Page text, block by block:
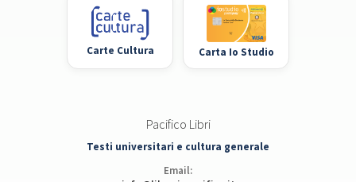
Carte Cultura Carta Io Studio
Pacifico Libri
Testi universitari e cultura generale
Email: